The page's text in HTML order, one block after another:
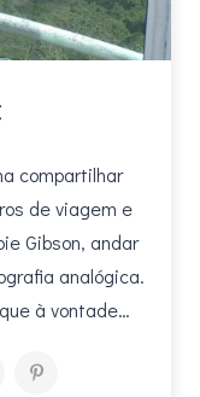
compartilhar
de viagem e
Gibson, andar
analógica.
à vontade…